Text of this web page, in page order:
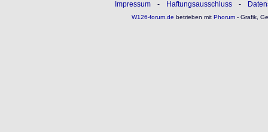
Impressum - Haftungsausschluss -
W126-forum.de betrieben mitPhorum- Grafik,